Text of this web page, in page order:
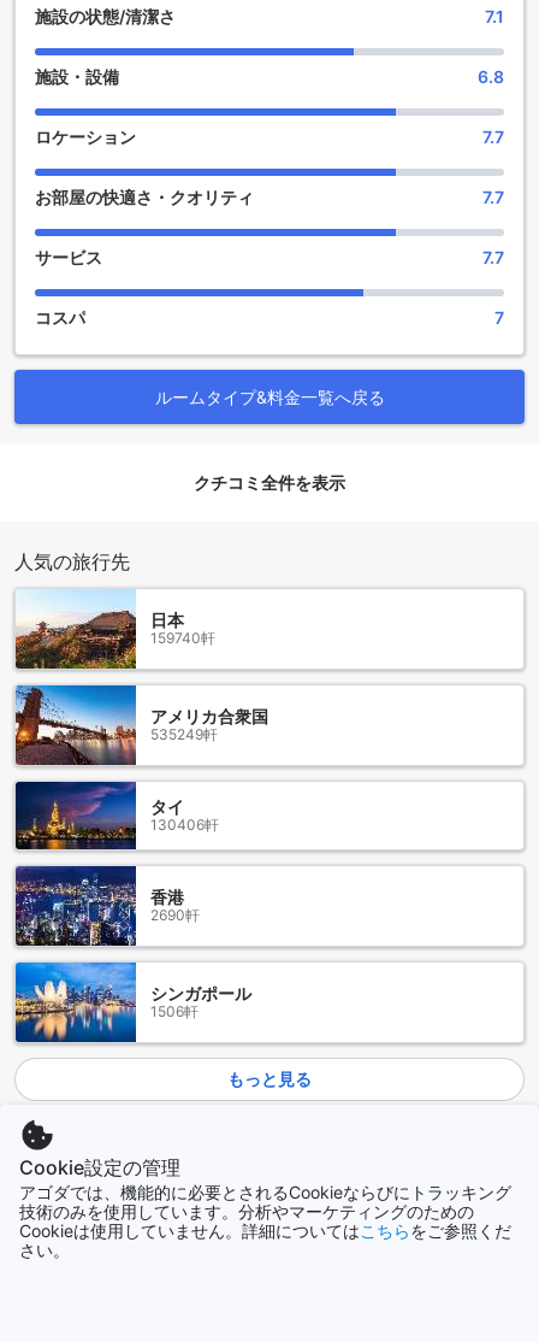
スを受けることができます。旅の疲れを癒し、自分をリフレ
マッサージ施設では、プロのセラピストによる施術を受ける
ことができます。疲れた体をほぐし、心身ともにリラックス
できるでしょう。さらに、温泉風呂も利用できます。温かい
お湯につかりながら、日々の疲れを癒すことができます。マ
エンターテイメント施設を通じて、快適なひとときをお過ご
しいただけます。
マチュピチュ グリーンネイチャー ホテルのスポーツ施設
マチュピチュ グリーンネイチャー ホテルは、素晴らしいスポ
ーツ施設を提供しています。屋外プールでの水泳やリラック
ス、ハイキングトレイルでのアドベンチャーなど、さまざま
なアクティビティを楽しむことができます。
ホテルの屋外プールは広々としており、美しい景色を望みな
がらリフレッシュすることができます。プールエリアには快
した時間を過ごすことができます。
また、ホテル周辺には豊富なハイキングトレイルがありま
なスタッフは、ゲストに最適なハイキングコースをご紹介い
たします。
マチュピチュ グリーンネイチャー ホテルは、スポーツ愛好家
やアウトドア好きの方々にとって理想的な宿泊先です。快適
なプールと美しいハイキングトレイルで、思い出に残る滞在
をお楽しみください。
便利な設備が充実したマチュピチュ グリーンネイチャー ホテ
ル
マチュピチュ グリーンネイチャー ホテルでは、24時間ルーム
サービス、ランドリーサービス、客室サービス、公共エリア
でのWi-Fi、全客室での無料Wi-Fiなど、さまざまな便利な設備
が提供されています。24時間ルームサービスは、いつでもお
部屋で美味しい料理を楽しむことができます。また、ランド
リーサービスも利用できるため、長期滞在でも快適に過ごす
ことができます。さらに、客室サービスも利用可能で、お部
屋でのくつろぎの時間を充実させることができます。公共エ
リアでのWi-Fiや全客室での無料Wi-Fiもあり、インターネット
に接続することができるため、ビジネスやプライベートでの
滞在に便利です。
マチュピチュ グリーンネイチャー ホテルの交通施設
マチュピチュ グリーンネイチャー ホテルは、素晴らしい交通
施設を提供しています。ホテルからマチュピチュの主要な観
光地へのアクセスが簡単で便利です。ホテルは無料のシャト
ルバスサービスを提供しており、観光スポットへの移動がス
ムーズです。シャトルバスは定期的に運行されており、待ち
時間も最小限に抑えられています。
施設の状態/清潔さ 7.1
施設・設備 6.8
ロケーション 7.7
お部屋の快適さ・クオリティ 7.7
サービス 7.7
コスパ 7
ルームタイプ&料金一覧へ戻る
クチコミ全件を表示
人気の旅行先
日本
159740軒
アメリカ合衆国
535249軒
タイ
130406軒
香港
2690軒
シンガポール
1506軒
もっと見る
今話題の都市
Cookie設定の管理
アゴダでは、機能的に必要とされるCookieならびにトラッキング
技術のみを使用しています。分析やマーケティングのための
Cookieは使用していません。詳細についてはこちらをご参照くだ
さい。